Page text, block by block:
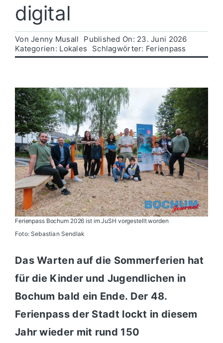
Politik
Wirtschaft
digital
VonJenny Musall
Published On: 23. Juni 2026
Kategorien: Lokales Schlagwörter: Ferienpass
Ferienpass Bochum 2026 ist im JuSH vorgestellt worden
Foto: Sebastian Sendlak
Das Warten auf die Sommerferien hat
für die Kinder und Jugendlichen in
Bochum bald ein Ende. Der 48.
Ferienpass der Stadt lockt in diesem
Jahr wieder mit rund 150